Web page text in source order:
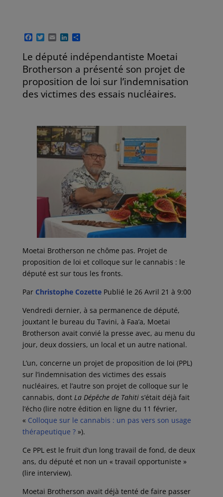
F
e
b
o
k
T
i
t
t
r
E
a
i
l
L
n
k
e
I
n
P
r
t
a
g
e
r
Le député indépendantiste Moetai
Brotherson a présenté son projet de
proposition de loi sur l’indemnisation
des victimes des essais nucléaires.
Moetai Brotherson ne chôme pas. Projet de
proposition de loi et colloque sur le cannabis : le
député est sur tous les fronts.
Par Christophe Cozette Publié le 26 Avril 21 à 9:00
Vendredi dernier, à sa permanence de député,
jouxtant le bureau du Tavini, à Faa’a, Moetai
Brotherson avait convié la presse avec, au menu du
jour, deux dossiers, un local et un autre national.
L’un, concerne un projet de proposition de loi (PPL)
sur l’indemnisation des victimes des essais
nucléaires, et l’autre son projet de colloque sur le
cannabis, dont La Dépêche de Tahitis’était déjà fait
l’écho (lire notre édition en ligne du 11 février,
« Colloque sur le cannabis : un pas vers son usage
thérapeutique ?»).
Ce PPL est le fruit d’un long travail de fond, de deux
ans, du député et non un « travail opportuniste »
(lire interview).
Moetai Brotherson avait déjà tenté de faire passer